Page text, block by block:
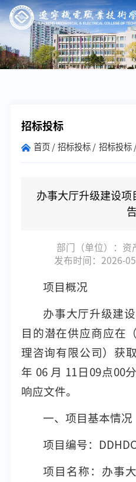
招标投标
首页 招标投标 招标投标
办事大厅升级建设项
告
部门（单位）：资
发布时间：2026-
项目概况
办事大厅升级建
目的潜在供应商应在
理咨询有限公司）获
年 06 月 11日09点00
响应文件。
一、项目基本情况
项目编号：
项目名称：办事